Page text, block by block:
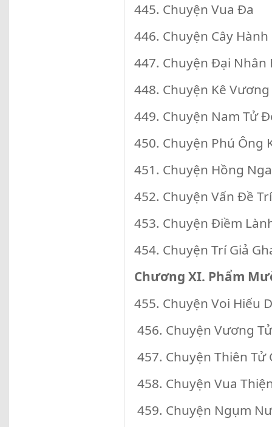
445. Chuyện Vua Đa
446. Chuyện Cây Hành
447. Chuyện Đại Nhân
448. Chuyện Kê Vương
449. Chuyện Nam Tử
450. Chuyện Phú Ông
451. Chuyện Hồng Nga
452. Chuyện Vấn Đề
453. Chuyện Điềm
454. Chuyện Trí Giả
Chương XI. Phẩm
455. Chuyện Voi Hiếu
456. Chuyện Vương
457. Chuyện Thiên Tử
458. Chuyện Vua
459. Chuyện Ngụm